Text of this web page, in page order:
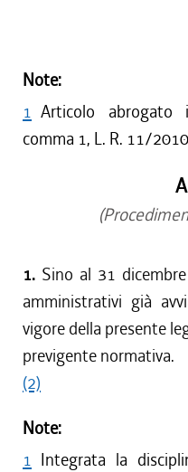
Note:
1 Articolo abrogato
comma 1, L. R. 11/2010
1. Sino al 31
amministrativi già
vigore della presente
previgente normativa.
(2)
Note:
1 Integrata la